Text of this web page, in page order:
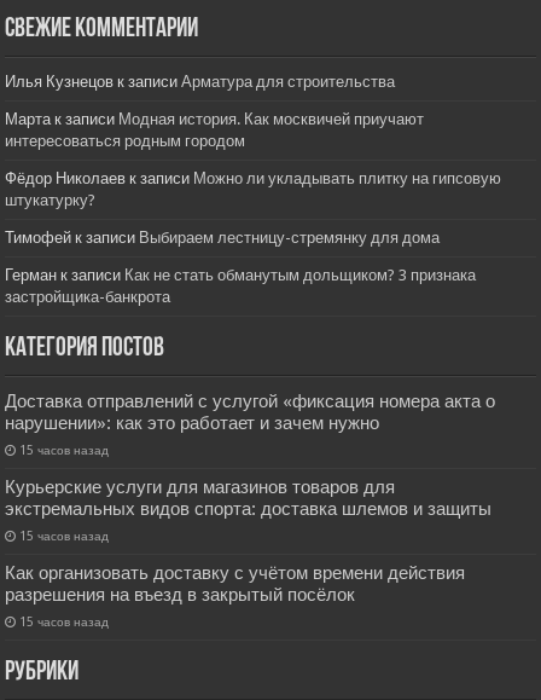
Свежие комментарии
Илья Кузнецов к записиАрматура для строительства
Мартак записи Модная история. Как москвичей приучают
интересоваться родным городом
Фёдор Николаев к записи Можно ли укладывать плитку на гипсовую
штукатурку?
Тимофей к записи Выбираем лестницу-стремянку для дома
Герман к записи Как не стать обманутым дольщиком? 3 признака
застройщика-банкрота
Категория постов
Доставка отправлений с услугой «фиксация номера акта о
нарушении»: как это работает и зачем нужно
15 часов назад
Курьерские услуги для магазинов товаров для
экстремальных видов спорта: доставка шлемов и защиты
15 часов назад
Как организовать доставку с учётом времени действия
разрешения на въезд в закрытый посёлок
15 часов назад
РУбрики